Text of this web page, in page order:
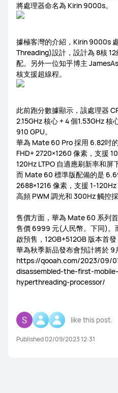
Health and Kids Watch
MatePad Pro Series
FreeBuds Series FreeClip
FreeLace Series
MateBook X Series
MateBook E Series MateBook
將處理器命名為 Kirin 9000s。
據極客灣的介紹，Kirin 9000s
Threading)設計，設計為 8核
配。另外一位知乎博主
核支援超線程。
此前跑分數據顯示，該處理器
2.15GHz 核心 + 4 個1.53GHz
910 GPU。
華為 Mate 60 Pro 採用 6.82吋
FHD+ 2720×1260 像素，支援
120Hz LTPO 自適應刷新率和屏
而 Mate 60 標準版配備的是
2688×1216 像素，支援 1-
高頻 PWM 調光和 300Hz 觸控採
售價方面，華為 Mate 60 系列
售價 6999 元(人民幣。下同)。
啟預售，12GB+512GB 版本首發
華為秋季新品發布會預計將於 9
https://qooah.com/2023/09/
disassembled-the-first-
hyperthreading-processor/
like this post.
Published 02/09/2023 12:31